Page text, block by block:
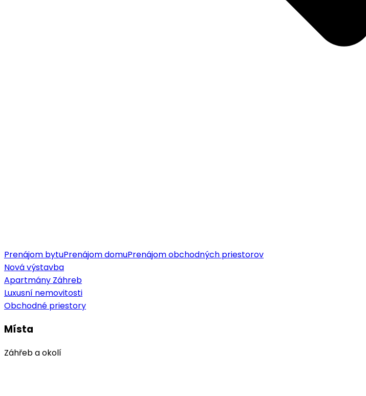
Prenájom bytuPrenájom domuPrenájom obchodných priestorov
Nová výstavba
Apartmány Záhreb
Luxusní nemovitosti
Obchodné priestory
Místa
Záhřeb a okolí